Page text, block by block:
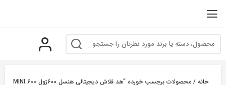
خانه / محصولات برچسب خورده “هد فلاش دیجیتالی هنسل 600ژول Integra MINI 600”